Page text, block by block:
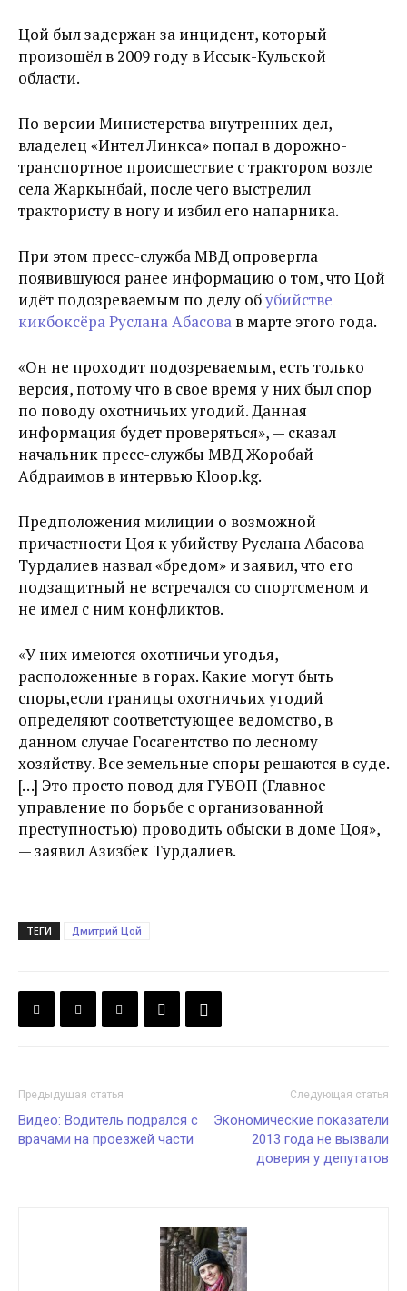
Цой был задержан за инцидент, который
произошёл в 2009 году в Иссык-Кульской
области.
По версии Министерства внутренних дел,
владелец «Интел Линкса» попал в дорожно-
транспортное происшествие с трактором возле
села Жаркынбай, после чего выстрелил
трактористу в ногу и избил его напарника.
При этом пресс-служба МВД опровергла
появившуюся ранее информацию о том, что Цой
идёт подозреваемым по делу обубийстве
кикбоксёра Руслана Абасова в марте этого года.
«Он не проходит подозреваемым, есть только
версия, потому что в свое время у них был спор
по поводу охотничьих угодий. Данная
информация будет проверяться», — сказал
начальник пресс-службы МВД Жоробай
Абдраимов в интервью Kloop.kg.
Предположения милиции о возможной
причастности Цоя к убийству Руслана Абасова
Турдалиев назвал «бредом» и заявил, что его
подзащитный не встречался со спортсменом и
не имел с ним конфликтов.
«У них имеются охотничьи угодья,
расположенные в горах. Какие могут быть
споры,если границы охотничьих угодий
определяют соответстующее ведомство, в
данном случае Госагентство по лесному
хозяйству. Все земельные споры решаются в суде.
[…] Это просто повод для ГУБОП (Главное
управление по борьбе с организованной
преступностью) проводить обыски в доме Цоя»,
— заявил Азизбек Турдалиев.
ТЕГИ Дмитрий Цой
Предыдущая статья
Видео: Водитель подрался с
врачами на проезжей части
Следующая статья
Экономические показатели
2013 года не вызвали
доверия у депутатов